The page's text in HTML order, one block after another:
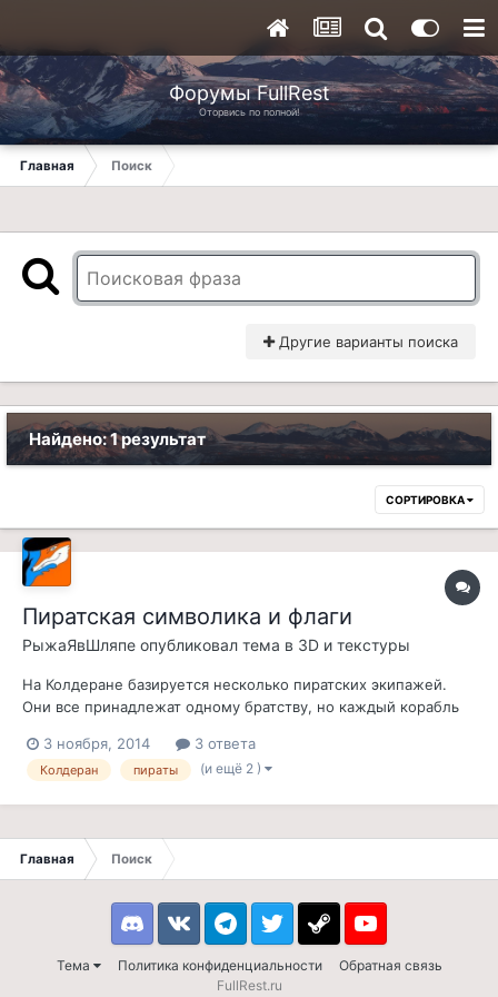
Форумы FullRest
Оторвись по полной!
Главная Поиск
Другие варианты поиска
Найдено: 1 результат
СОРТИРОВКА
Пиратская символика и флаги
РыжаЯвШляпе опубликовал тема в 3D и текстуры
На Колдеране базируется несколько пиратских экипажей.
Они все принадлежат одному братству, но каждый корабль
историей. Наверное, на судне должно быть два флага:
халлгарский (тема) и корабельный. Представляю несколько
3 ноября, 2014 3 ответа
Колдеран пираты (и ещё 2 )
Главная Поиск
Тема Политика конфиденциальности Обратная связь
DiscordVK TelegramTwitter Steam Youtube
FullRest.ru